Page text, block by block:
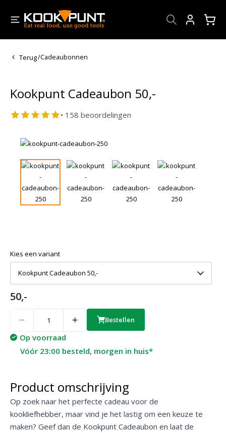
Terug/Cadeaubonnen
Kookpunt Cadeaubon 50,-
• 158 beoordelingen
Kies een variant
Kookpunt Cadeaubon 50,-
50,-
Bestellen
Op voorraad
Vóór 23:00 besteld, morgen in huis*
Product omschrijving
Op zoek naar het perfecte cadeau voor de
kookliefhebber, maar vind je het lastig om een keuze te
maken? Geef dan de Kookpunt Cadeaubon en laat de